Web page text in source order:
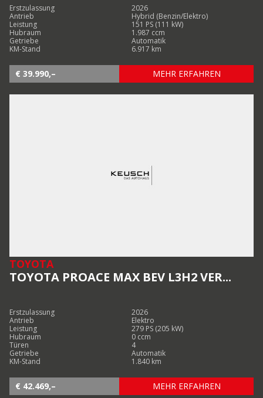
Erstzulassung
2026
Antrieb
Hybrid (Benzin/Elektro)
Leistung
151 PS (111 kW)
Hubraum
1.987 ccm
Getriebe
Automatik
KM-Stand
6.917 km
€ 39.990,– MEHR ERFAHREN
TOYOTA
TOYOTA PROACE MAX BEV L3H2 VER...
Erstzulassung
2026
Antrieb
Elektro
Leistung
279 PS (205 kW)
Hubraum
0 ccm
Türen
4
Getriebe
Automatik
KM-Stand
1.840 km
€ 42.469,– MEHR ERFAHREN